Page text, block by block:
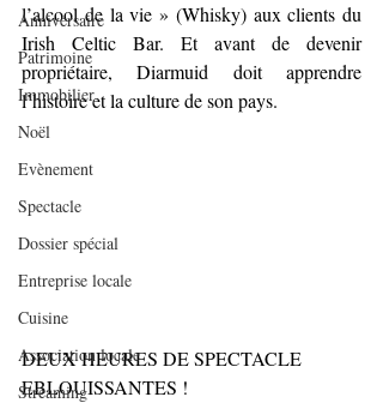
Anniversaire
Patrimoine
Immobilier
Noël
Evènement
Spectacle
Dossier spécial
Entreprise locale
Cuisine
Association locale
Streaming
l’alcool de la vie » (Whisky) aux clients du
Irish Celtic Bar. Et
avant de devenir
propriétaire, Diarmuid doit apprendre
l’histoire et la culture de son pays.
DEUX HEURES DE SPECTACLE
EBLOUISSANTES !